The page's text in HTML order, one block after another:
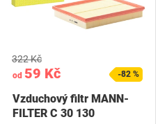
od 59 Kč
322 Kč
-82 %
Vzduchový filtr MANN-
FILTER C 30 130